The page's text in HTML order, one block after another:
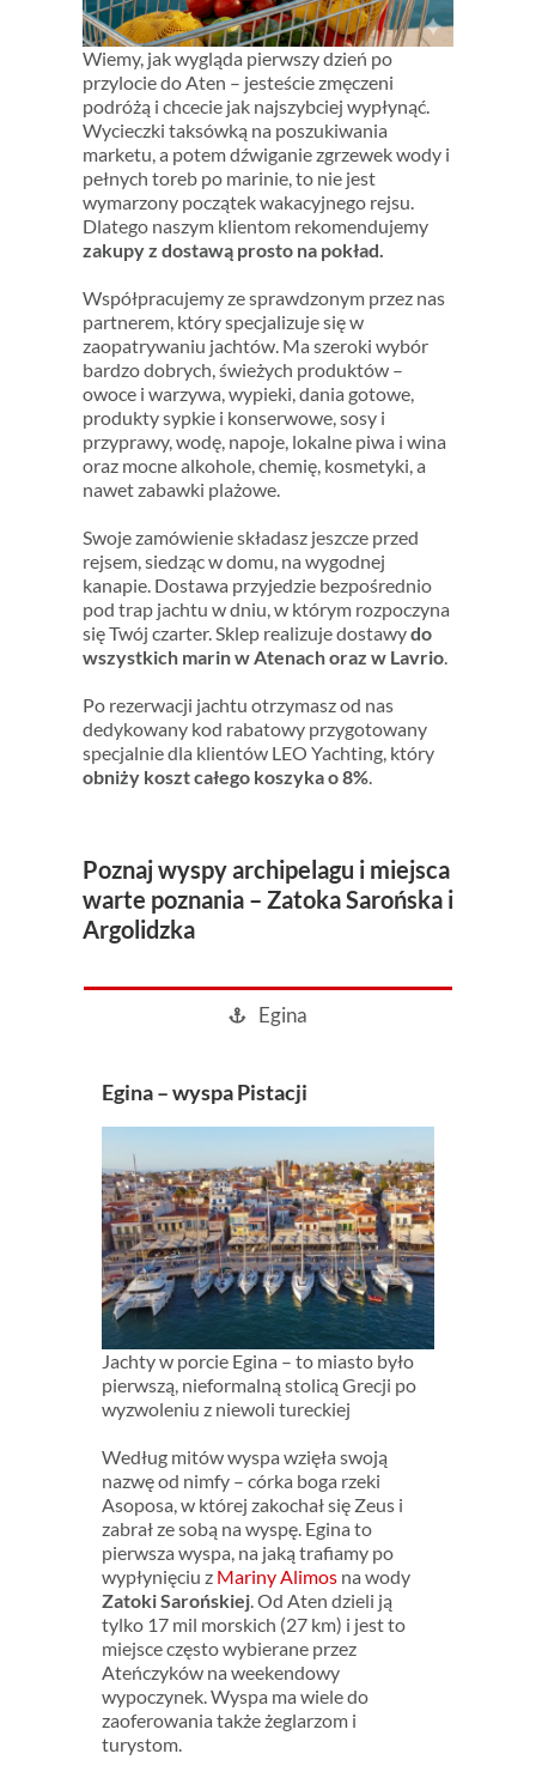
Wiemy, jak wygląda pierwszy dzień po
przylocie do Aten – jesteście zmęczeni
podróżą i chcecie jak najszybciej wypłynąć.
Wycieczki taksówką na poszukiwania
marketu, a potem dźwiganie zgrzewek wody i
pełnych toreb po marinie, to nie jest
wymarzony początek wakacyjnego rejsu.
Dlatego naszym klientom rekomendujemy
zakupy z dostawą prosto na pokład.
Współpracujemy ze sprawdzonym przez nas
partnerem, który specjalizuje się w
zaopatrywaniu jachtów. Ma szeroki wybór
bardzo dobrych, świeżych produktów –
owoce i warzywa, wypieki, dania gotowe,
produkty sypkie i konserwowe, sosy i
przyprawy, wodę, napoje, lokalne piwa i wina
oraz mocne alkohole,chemię, kosmetyki, a
nawet zabawki plażowe.
Swoje zamówienie składasz jeszcze przed
rejsem, siedząc w domu, na wygodnej
kanapie. Dostawa przyjedzie bezpośrednio
pod trap jachtu w dniu, w którym rozpoczyna
się Twój czarter. Skleprealizuje dostawydo
wszystkich marin w Atenach oraz w Lavrio.
Po rezerwacji jachtu otrzymasz od nas
dedykowany kod rabatowy przygotowany
specjalnie dla klientów LEO Yachting, który
obniży koszt całego koszyka o 8%.
Poznaj wyspy archipelagu i miejsca
warte poznania – Zatoka Sarońska i
Argolidzka
Egina
Egina – wyspa Pistacji
Jachty w porcie Egina – to miasto było
pierwszą, nieformalną stolicą Grecji po
wyzwoleniu z niewoli tureckiej
Według mitów wyspa wzięła swoją
nazwę od nimfy – córka boga rzeki
Asoposa, w której zakochał się Zeus i
zabrał ze sobą na wyspę. Egina to
pierwsza wyspa, na jaką trafiamy po
wypłynięciu z Mariny Alimosna wody
Zatoki Sarońskiej. Od Aten dzieli ją
tylko 17 mil morskich (27 km) i jest to
miejsce często wybierane przez
Ateńczyków na weekendowy
wypoczynek. Wyspa ma wiele do
zaoferowania także żeglarzom i
turystom.